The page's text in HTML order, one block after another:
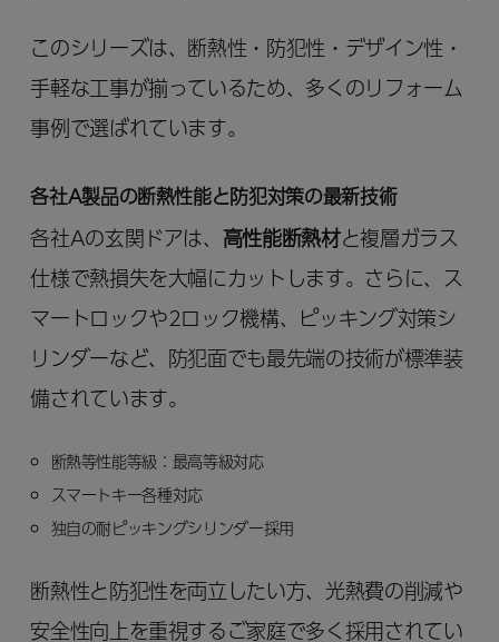
このシリーズは、断熱性・防犯性・デザイン性・
手軽な工事が揃っているため、多くのリフォーム
事例で選ばれています。
各社A製品の断熱性能と防犯対策の最新技術
各社Aの玄関ドアは、 高性能断熱材と複層ガラス
仕様で熱損失を大幅にカットします。さらに、ス
マートロックや2ロック機構、ピッキング対策シ
リンダーなど、防犯面でも最先端の技術が標準装
備されています。
断熱等性能等級：最高等級対応
スマートキー各種対応
独自の耐ピッキングシリンダー採用
断熱性と防犯性を両立したい方、光熱費の削減や
安全性向上を重視するご家庭で多く採用されてい